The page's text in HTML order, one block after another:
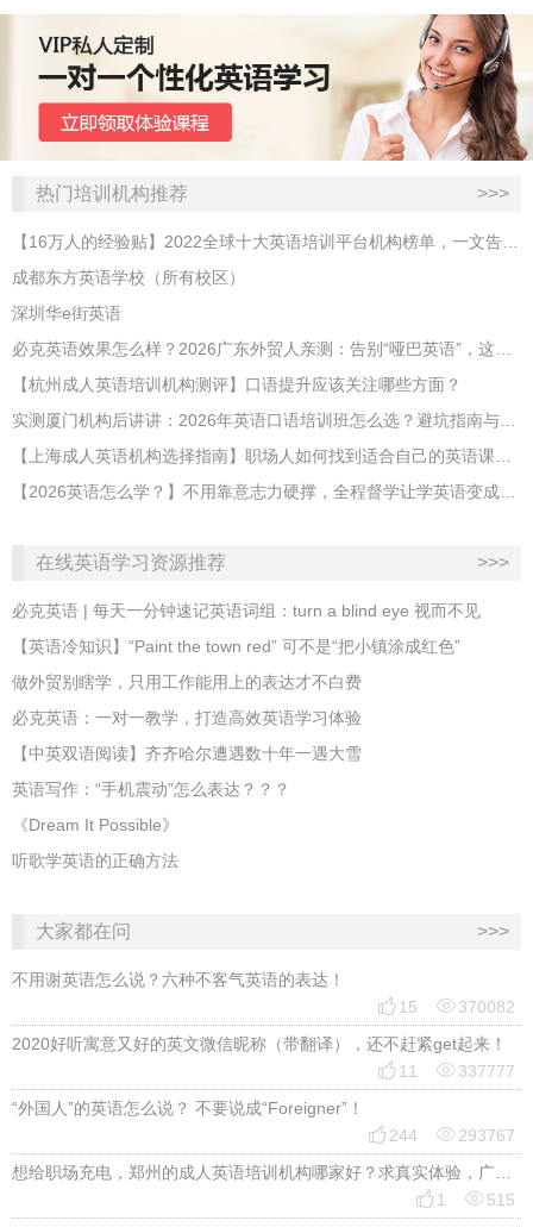
热门培训机构推荐 >>>
【16万人的经验贴】2022全球十大英语培训平台机构榜单，一文告诉你
成都东方英语学校（所有校区）
深圳华e街英语
必克英语效果怎么样？2026广东外贸人亲测：告别“哑巴英语”，这才是成年人最高效的自救指南！
【杭州成人英语培训机构测评】口语提升应该关注哪些方面？
实测厦门机构后讲讲：2026年英语口语培训班怎么选？避坑指南与高效学习新范式
【上海成人英语机构选择指南】职场人如何找到适合自己的英语课程？
【2026英语怎么学？】不用靠意志力硬撑，全程督学让学英语变成日常习惯
在线英语学习资源推荐 >>>
必克英语 | 每天一分钟速记英语词组：turn a blind eye 视而不见
​【英语冷知识】“Paint the town red” 可不是“把小镇涂成红色”
做外贸别瞎学，只用工作能用上的表达才不白费
必克英语：一对一教学，打造高效英语学习体验
【中英双语阅读】齐齐哈尔遭遇数十年一遇大雪
英语写作：“手机震动”怎么表达？？？
《Dream It Possible》
听歌学英语的正确方法
大家都在问 >>>
不用谢英语怎么说？六种不客气英语的表达！
 15 370082
2020好听寓意又好的英文微信昵称（带翻译），还不赶紧get起来！
 11 337777
“外国人”的英语怎么说？ 不要说成“Foreigner”！
 244 293767
想给职场充电，郑州的成人英语培训机构哪家好？求真实体验，广告勿扰，感谢！
 1 515